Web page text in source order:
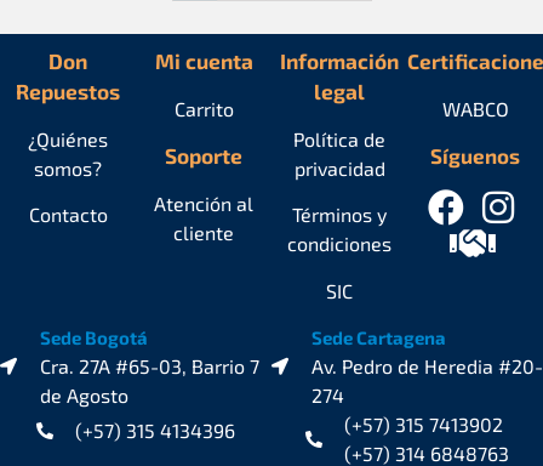
Don
Repuestos
¿Quiénes
somos?
Contacto
Mi cuenta
Carrito
Soporte
Atención al
cliente
Información
legal
Política de
privacidad
Términos y
condiciones
SIC
Síguenos
WABCO
Sede Bogotá
Cra. 27A #65-03, Barrio 7
de Agosto
(+57) 315 4134396
Sede Cartagena
Av. Pedro de Heredia #20-
274
(+57) 315 7413902
(+57) 314 6848763